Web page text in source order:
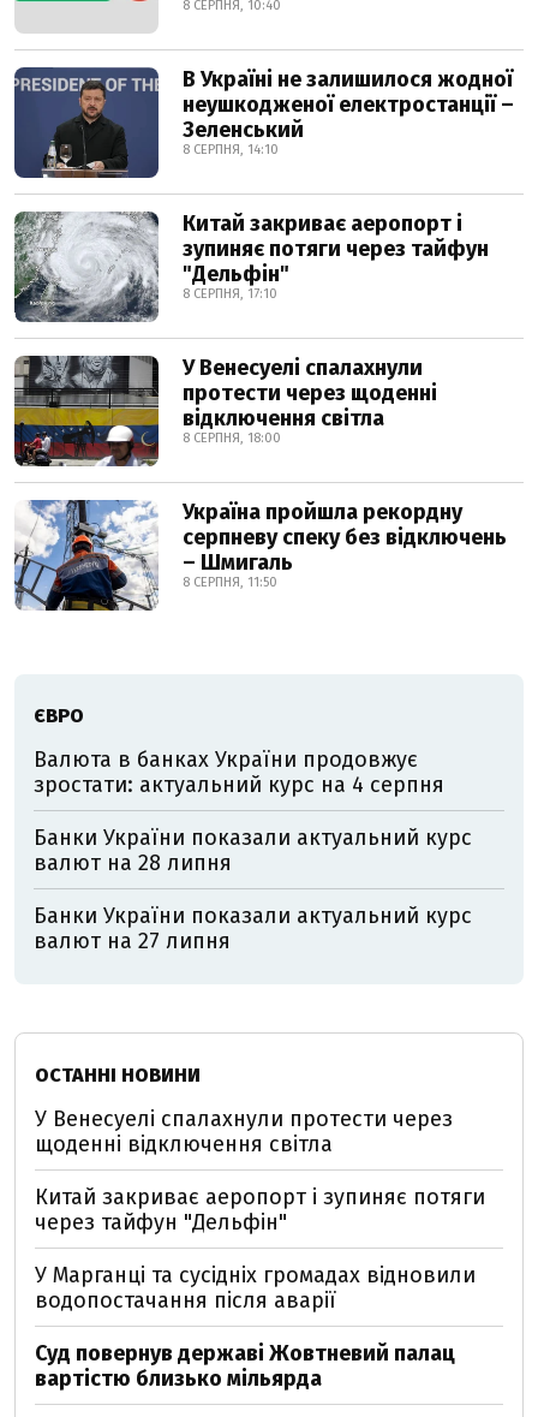
8 СЕРПНЯ, 10:40
В Україні не залишилося жодної
неушкодженої електростанції –
Зеленський
8 СЕРПНЯ, 14:10
Китай закриває аеропорт і
зупиняє потяги через тайфун
"Дельфін"
8 СЕРПНЯ, 17:10
У Венесуелі спалахнули
протести через щоденні
відключення світла
8 СЕРПНЯ, 18:00
Україна пройшла рекордну
серпневу спеку без відключень
– Шмигаль
8 СЕРПНЯ, 11:50
ЄВРО
Валюта в банках України продовжує
зростати: актуальний курс на 4 серпня
Банки України показали актуальний курс
валют на 28 липня
Банки України показали актуальний курс
валют на 27 липня
ОСТАННІ НОВИНИ
У Венесуелі спалахнули протести через
щоденні відключення світла
Китай закриває аеропорт і зупиняє потяги
через тайфун "Дельфін"
У Марганці та сусідніх громадах відновили
водопостачання після аварії
Суд повернув державі Жовтневий палац
вартістю близько мільярда